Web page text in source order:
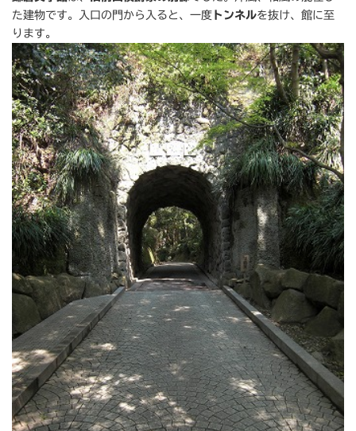
た建物です。入口の門から入ると、一度 トンネルを抜け、館に至
ります。